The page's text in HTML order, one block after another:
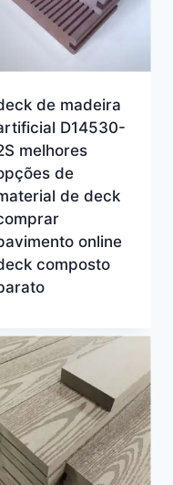
de madeira
D14530-
melhores
de
de deck
online
composto